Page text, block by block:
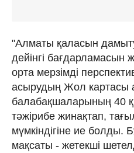
"Алматы қаласын
дейінгі бағдарламасын
орта мерзімді
асырудың Жол картасы
балабақшаларының 40
тәжірибе жинақтап,
мүмкіндігіне ие болды.
мақсаты - жетекші